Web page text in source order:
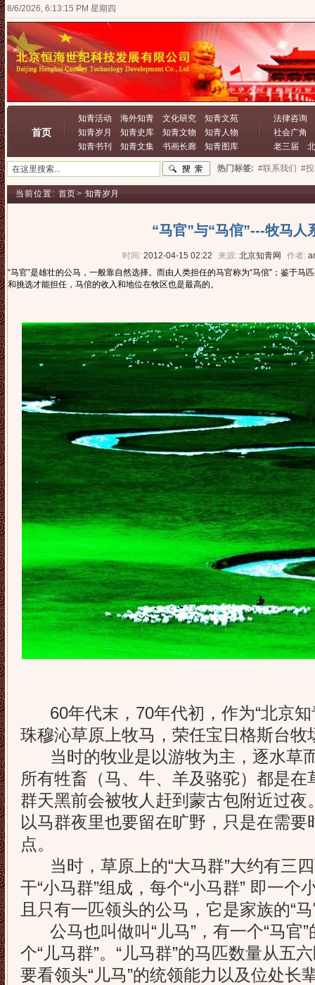
8/6/2026, 6:13:16 PM 星期四
首页
知青活动 海外知青 文化研究
知青文苑
知青岁月
知青史库 知青文物
知青人物
知青书刊
知青文集 书画长廊 知青图库
法律咨询
社会广角
老三届
热门标签: #联系我们 #
当前位置: 首页> 知青岁月
“马官”与“马倌”---牧马人
时间: 2012-04-15 02:22 来源: 北京知青网 作者:
“马官”是雄壮的公马，一般靠自然选择。而由人类担任的马官称为“马倌”；鉴于马
和挑选才能担任，马倌的收入和地位在牧区也是最高的。
60年代末，70年代初，作为“北京知
珠穆沁草原上牧马，荣任宝日格斯台牧
当时的牧业是以游牧为主，逐水草
所有牲畜（马、牛、羊及骆驼）都是在
群天黑前会被牧人赶到蒙古包附近过
以马群夜里也要留在旷野，只是在需
点。
当时，草原上的“大马群”大约有三
干“小马群”组成，每个“小马群” 即一个
且只有一匹领头的公马，它是家族的“马
公马也叫做叫“儿马”，有一个“马官”
个“儿马群”。“儿马群”的马匹数量从五
要看领头“儿马”的统领能力以及位处长